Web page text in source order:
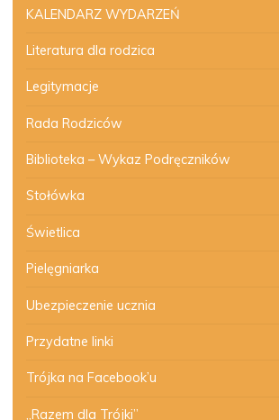
KALENDARZ WYDARZEŃ
Literatura dla rodzica
Legitymacje
Rada Rodziców
Biblioteka – Wykaz Podręczników
Stołówka
Świetlica
Pielęgniarka
Ubezpieczenie ucznia
Przydatne linki
Trójka na Facebook’u
„Razem dla Trójki”